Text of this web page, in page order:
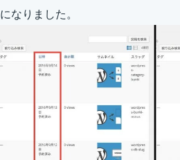
になりました。